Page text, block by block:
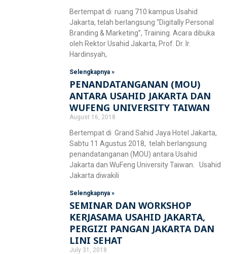
Bertempat di ruang 710 kampus Usahid
Jakarta, telah berlangsung “Digitally Personal
Branding & Marketing”, Training. Acara dibuka
oleh Rektor Usahid Jakarta, Prof. Dr. Ir.
Hardinsyah,
Selengkapnya »
PENANDATANGANAN (MOU)
ANTARA USAHID JAKARTA DAN
WUFENG UNIVERSITY TAIWAN
August 16, 2018
Bertempat di Grand Sahid Jaya Hotel Jakarta,
Sabtu 11 Agustus 2018, telah berlangsung
penandatanganan (MOU) antara Usahid
Jakarta dan WuFeng University Taiwan. Usahid
Jakarta diwakili
Selengkapnya »
SEMINAR DAN WORKSHOP
KERJASAMA USAHID JAKARTA,
PERGIZI PANGAN JAKARTA DAN
LINI SEHAT
July 31, 2018